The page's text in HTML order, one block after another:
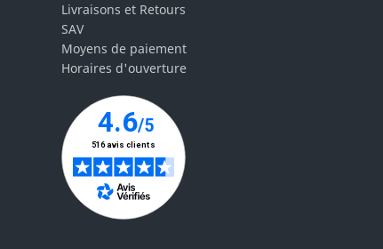
Livraisons et Retours
SAV
Moyens de paiement
Horaires d'ouverture